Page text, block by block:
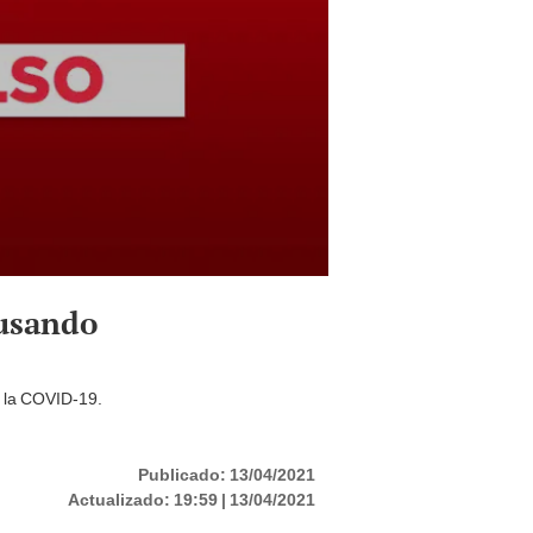
COVID-19.
Publicado: 13/04/2021
Actualizado: 19:59 | 13/04/2021